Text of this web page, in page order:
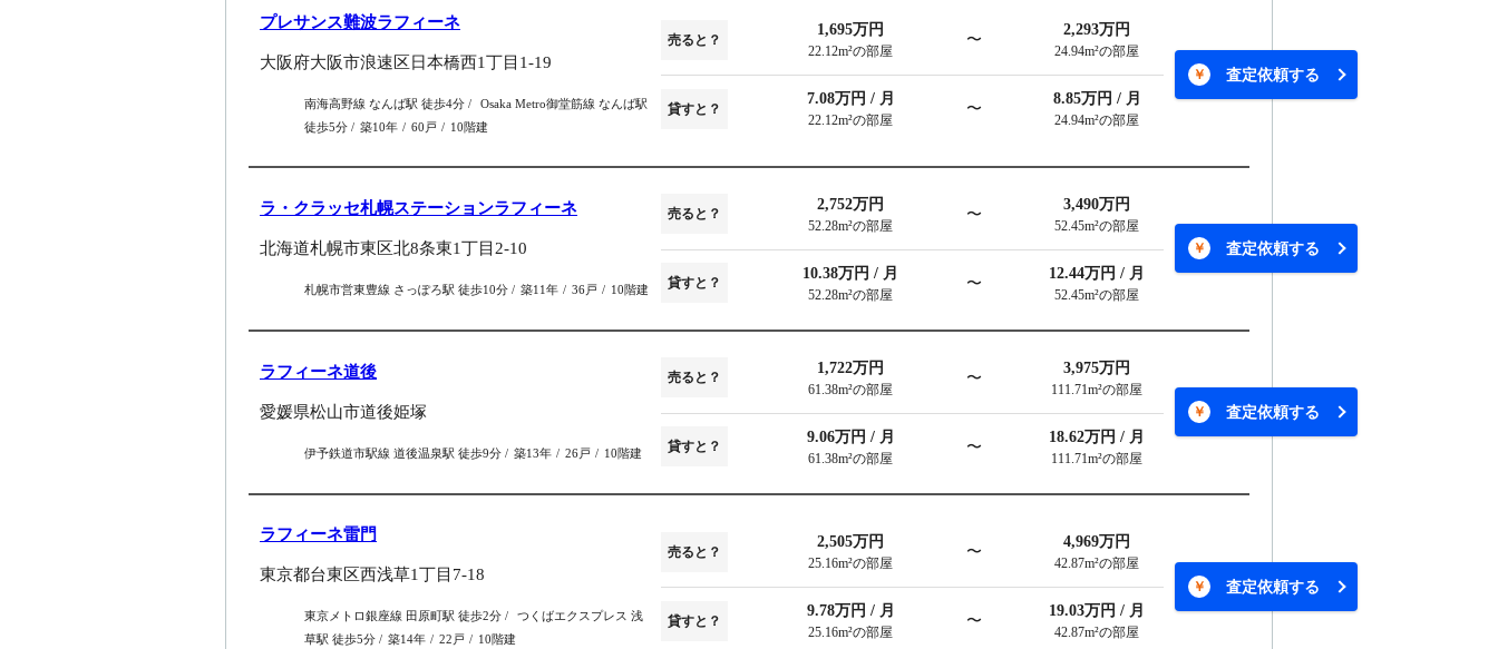
プレサンス難波ラフィーネ
大阪府大阪市浪速区日本橋西1丁目1-19
南海高野線 なんば駅 徒歩4分
Osaka Metro御堂筋線 なんば駅
徒歩5分
築10年 60戸 10階建
売ると？
1,695万円
22.12m²の部屋
〜
2,293万円
24.94m²の部屋
貸すと？
7.08万円 / 月
22.12m²の部屋
〜
8.85万円 / 月
24.94m²の部屋
査定依頼する
ラ・クラッセ札幌ステーションラフィーネ
北海道札幌市東区北8条東1丁目2-10
札幌市営東豊線 さっぽろ駅 徒歩10分 築11年 36戸 10階建
売ると？
2,752万円
52.28m²の部屋
〜
3,490万円
52.45m²の部屋
貸すと？
10.38万円 / 月
52.28m²の部屋
〜
12.44万円 / 月
52.45m²の部屋
査定依頼する
ラフィーネ道後
愛媛県松山市道後姫塚
伊予鉄道市駅線 道後温泉駅 徒歩9分 築13年 26戸 10階建
売ると？
1,722万円
61.38m²の部屋
〜
3,975万円
111.71m²の部屋
貸すと？
9.06万円 / 月
61.38m²の部屋
〜
18.62万円 / 月
111.71m²の部屋
査定依頼する
ラフィーネ雷門
東京都台東区西浅草1丁目7-18
東京メトロ銀座線 田原町駅 徒歩2分
つくばエクスプレス 浅
草駅 徒歩5分
築14年 22戸 10階建
売ると？
2,505万円
25.16m²の部屋
〜
4,969万円
42.87m²の部屋
貸すと？
9.78万円 / 月
25.16m²の部屋
〜
19.03万円 / 月
42.87m²の部屋
査定依頼する